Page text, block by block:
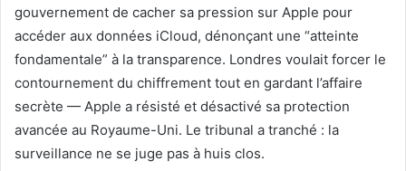
gouvernement de cacher sa pression sur Apple pour
accéder aux données iCloud, dénonçant une “atteinte
fondamentale” à la transparence. Londres voulait forcer le
contournement du chiffrement tout en gardant l’affaire
secrète — Apple a résisté et désactivé sa protection
avancée au Royaume-Uni. Le tribunal a tranché : la
surveillance ne se juge pas à huis clos.